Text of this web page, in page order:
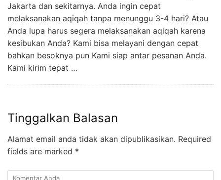
Jakarta dan sekitarnya. Anda ingin cepat
melaksanakan aqiqah tanpa menunggu 3-4 hari? Atau
Anda lupa harus segera melaksanakan aqiqah karena
kesibukan Anda? Kami bisa melayani dengan cepat
bahkan besoknya pun Kami siap antar pesanan Anda.
Kami kirim tepat …
Tinggalkan Balasan
Alamat email anda tidak akan dipublikasikan. Required
fields are marked *